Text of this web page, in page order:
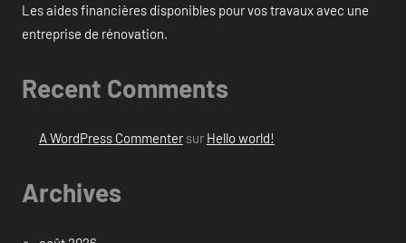
Les aides financières disponibles pour vos travaux avec une
entreprise de rénovation.
Recent Comments
A WordPress Commentersur Hello world!
Archives